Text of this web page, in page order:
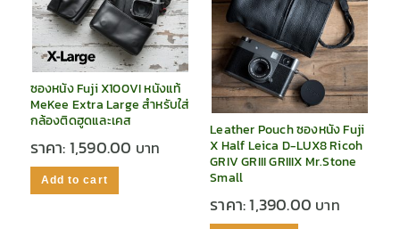
ซองหนัง Fuji X100VI หนังแท้
MeKee Extra Large สำหรับใส่
กล้องติดฮูดและเคส
ราคา:1,590.00
Add to cart
Leather Pouch ซองหนัง Fuji
X Half Leica D-LUX8 Ricoh
GRIV GRIII GRIIIX Mr.Stone
Small
ราคา:1,390.00